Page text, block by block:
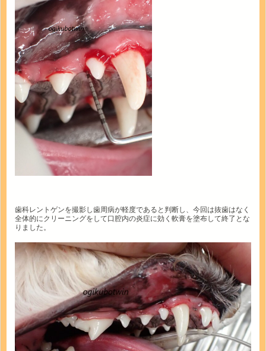
歯科レントゲンを撮影し歯周病が軽度であると判断し、今回は抜歯はなく
全体的にクリーニングをして口腔内の炎症に効く軟膏を塗布して終了とな
りました。